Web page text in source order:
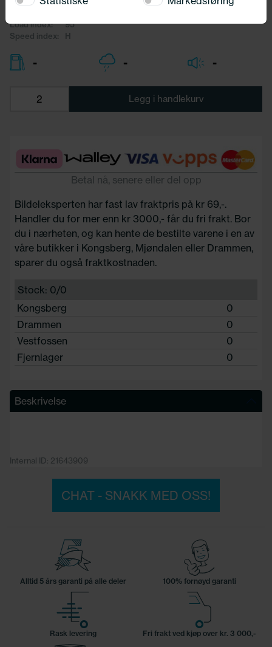
Load index:
95
Speed index:
H
- - -
Legg i handlekurv
Betal nå, senere eller del opp
Bildeleksperten har fast lav fraktpris på kr 69,-.
Handler du for mer enn kr 3000,- får du fri frakt. Bor
du i nærheten, og kan hente de bestilte varene i en av
våre butikker i Kongsberg, Mjøndalen eller Drammen,
sparer du også fraktkostnaden.
Stock: 0/0
Kongsberg
0
Drammen
0
Vestfossen
0
Fjernlager
0
Beskrivelse
Internal ID: 21643909
CHAT - SNAKK MED OSS!
Alltid 5 års garanti på alle deler 100% fornøyd garanti
Rask levering Fri frakt ved kjøp over kr. 3 000,-